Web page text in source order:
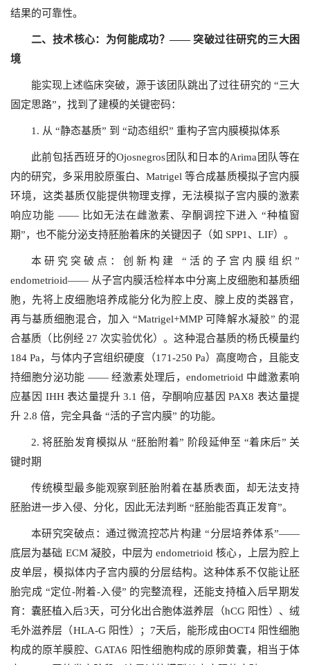
结果的可靠性。
二、技术核心：为何能成功？—— 突破过往研究的三大困
境
能实现上述临床突破，源于该团队跳出了过往研究的 “三大
固定思路”，找到了建模的关键密码：
1. 从 “静态基质” 到 “动态组织” 重构子宫内膜模拟体系
此前包括西班牙的Ojosnegros团队和日本的Arima团队等在
内的研究，多采用胶原蛋白、Matrigel 等合成基质模拟子宫内膜
环境，这类基质仅能提供物理支撑，无法模拟子宫内膜的激素
响应功能 —— 比如无法在雌激素、孕酮调控下进入 “种植窗
期”，也不能分泌支持胚胎着床的关键因子（如 SPP1、LIF）。
本研究突破点：创新构建 “活的子宫内膜组织”
endometrioid—— 从子宫内膜活检样本中分离上皮细胞和基质细
胞，先将上皮细胞培养成能分化为腔上皮、腺上皮的类器官，
再与基质细胞混合，加入 “Matrigel+MMP 可降解水凝胶” 的混
合基质（比例经 27 次实验优化）。这种混合基质的杨氏模量约
184 Pa，与体内子宫组织硬度（171-250 Pa）高度吻合，且能支
持细胞分泌功能 —— 经激素处理后，endometrioid 中雌激素响
应基因 IHH 表达量提升 3.1 倍，孕酮响应基因 PAX8 表达量提
升 2.8 倍，完全具备 “活的子宫内膜” 的功能。
2. 将胚胎发育模拟从 “胚胎附着” 阶段延伸至 “着床后” 关
键时期
传统模型最多能观察到胚胎附着在基质表面，却无法支持
胚胎进一步入侵、分化，因此无法判断 “胚胎能否真正发育”。
本研究突破点：通过微流控芯片构建 “分层培养体系”——
底层为基础 ECM 凝胶，中层为 endometrioid 核心，上层为腔上
皮单层，模拟体内子宫内膜的分层结构。这种体系不仅能让胚
胎完成 “定位-附着-入侵” 的完整流程，还能支持植入后早期发
育：囊胚植入后3天，可分化出合胞体滋养层（hCG 阳性）、绒
毛外滋养层（HLA-G 阳性）；7天后，能形成由OCT4 阳性细胞
构成的原羊膜腔、GATA6 阳性细胞构成的原卵黄囊，相当于体